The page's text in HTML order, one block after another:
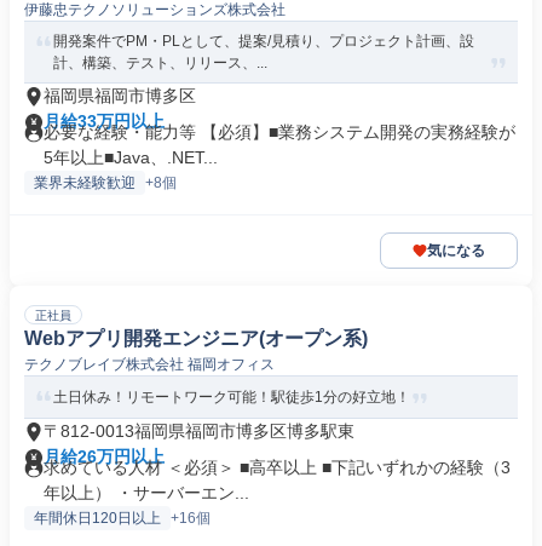
伊藤忠テクノソリューションズ株式会社
開発案件でPM・PLとして、提案/見積り、プロジェクト計画、設
計、構築、テスト、リリース、...
福岡県福岡市博多区
月給33万円以上
必要な経験・能力等 【必須】■業務システム開発の実務経験が
5年以上■Java、.NET...
業界未経験歓迎 +8個
気になる
正社員
Webアプリ開発エンジニア(オープン系)
テクノブレイブ株式会社 福岡オフィス
土日休み！リモートワーク可能！駅徒歩1分の好立地！
〒812-0013福岡県福岡市博多区博多駅東
月給26万円以上
求めている人材 ＜必須＞ ■高卒以上 ■下記いずれかの経験（3
年以上） ・サーバーエン...
年間休日120日以上 +16個